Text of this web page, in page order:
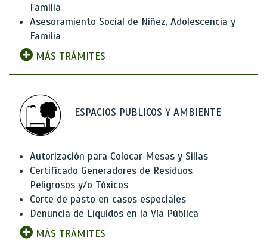
Familia
Asesoramiento Social de Niñez, Adolescencia y
Familia
MÁS TRÁMITES
ESPACIOS PUBLICOS Y AMBIENTE
Autorización para Colocar Mesas y Sillas
Certificado Generadores de Residuos
Peligrosos y/o Tóxicos
Corte de pasto en casos especiales
Denuncia de Líquidos en la Vía Pública
MÁS TRÁMITES